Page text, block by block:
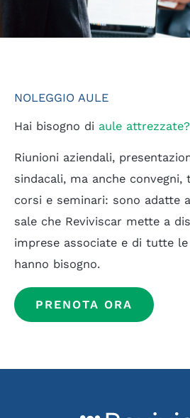
NOLEGGIO AULE
Hai bisogno di aule attrezzate?
Riunioni aziendali,
sindacali, ma anche convegni,
corsi e seminari: sono adatte
sale che Reviviscar mette a
imprese associate e di tutte
hanno bisogno.
PRENOTA ORA